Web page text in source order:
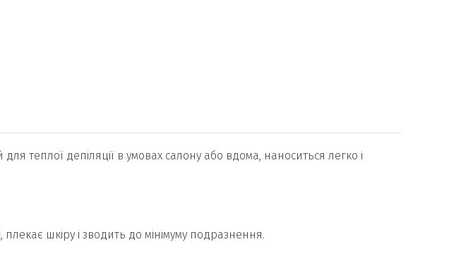
теплої депіляції в умовах салону або вдома, наноситься легко і
шкіру і зводить до мінімуму подразнення.